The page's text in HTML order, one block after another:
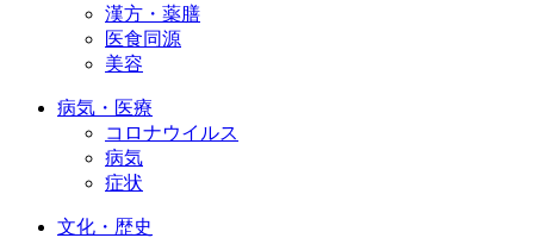
漢方・薬膳
医食同源
美容
病気・医療
コロナウイルス
病気
症状
文化・歴史